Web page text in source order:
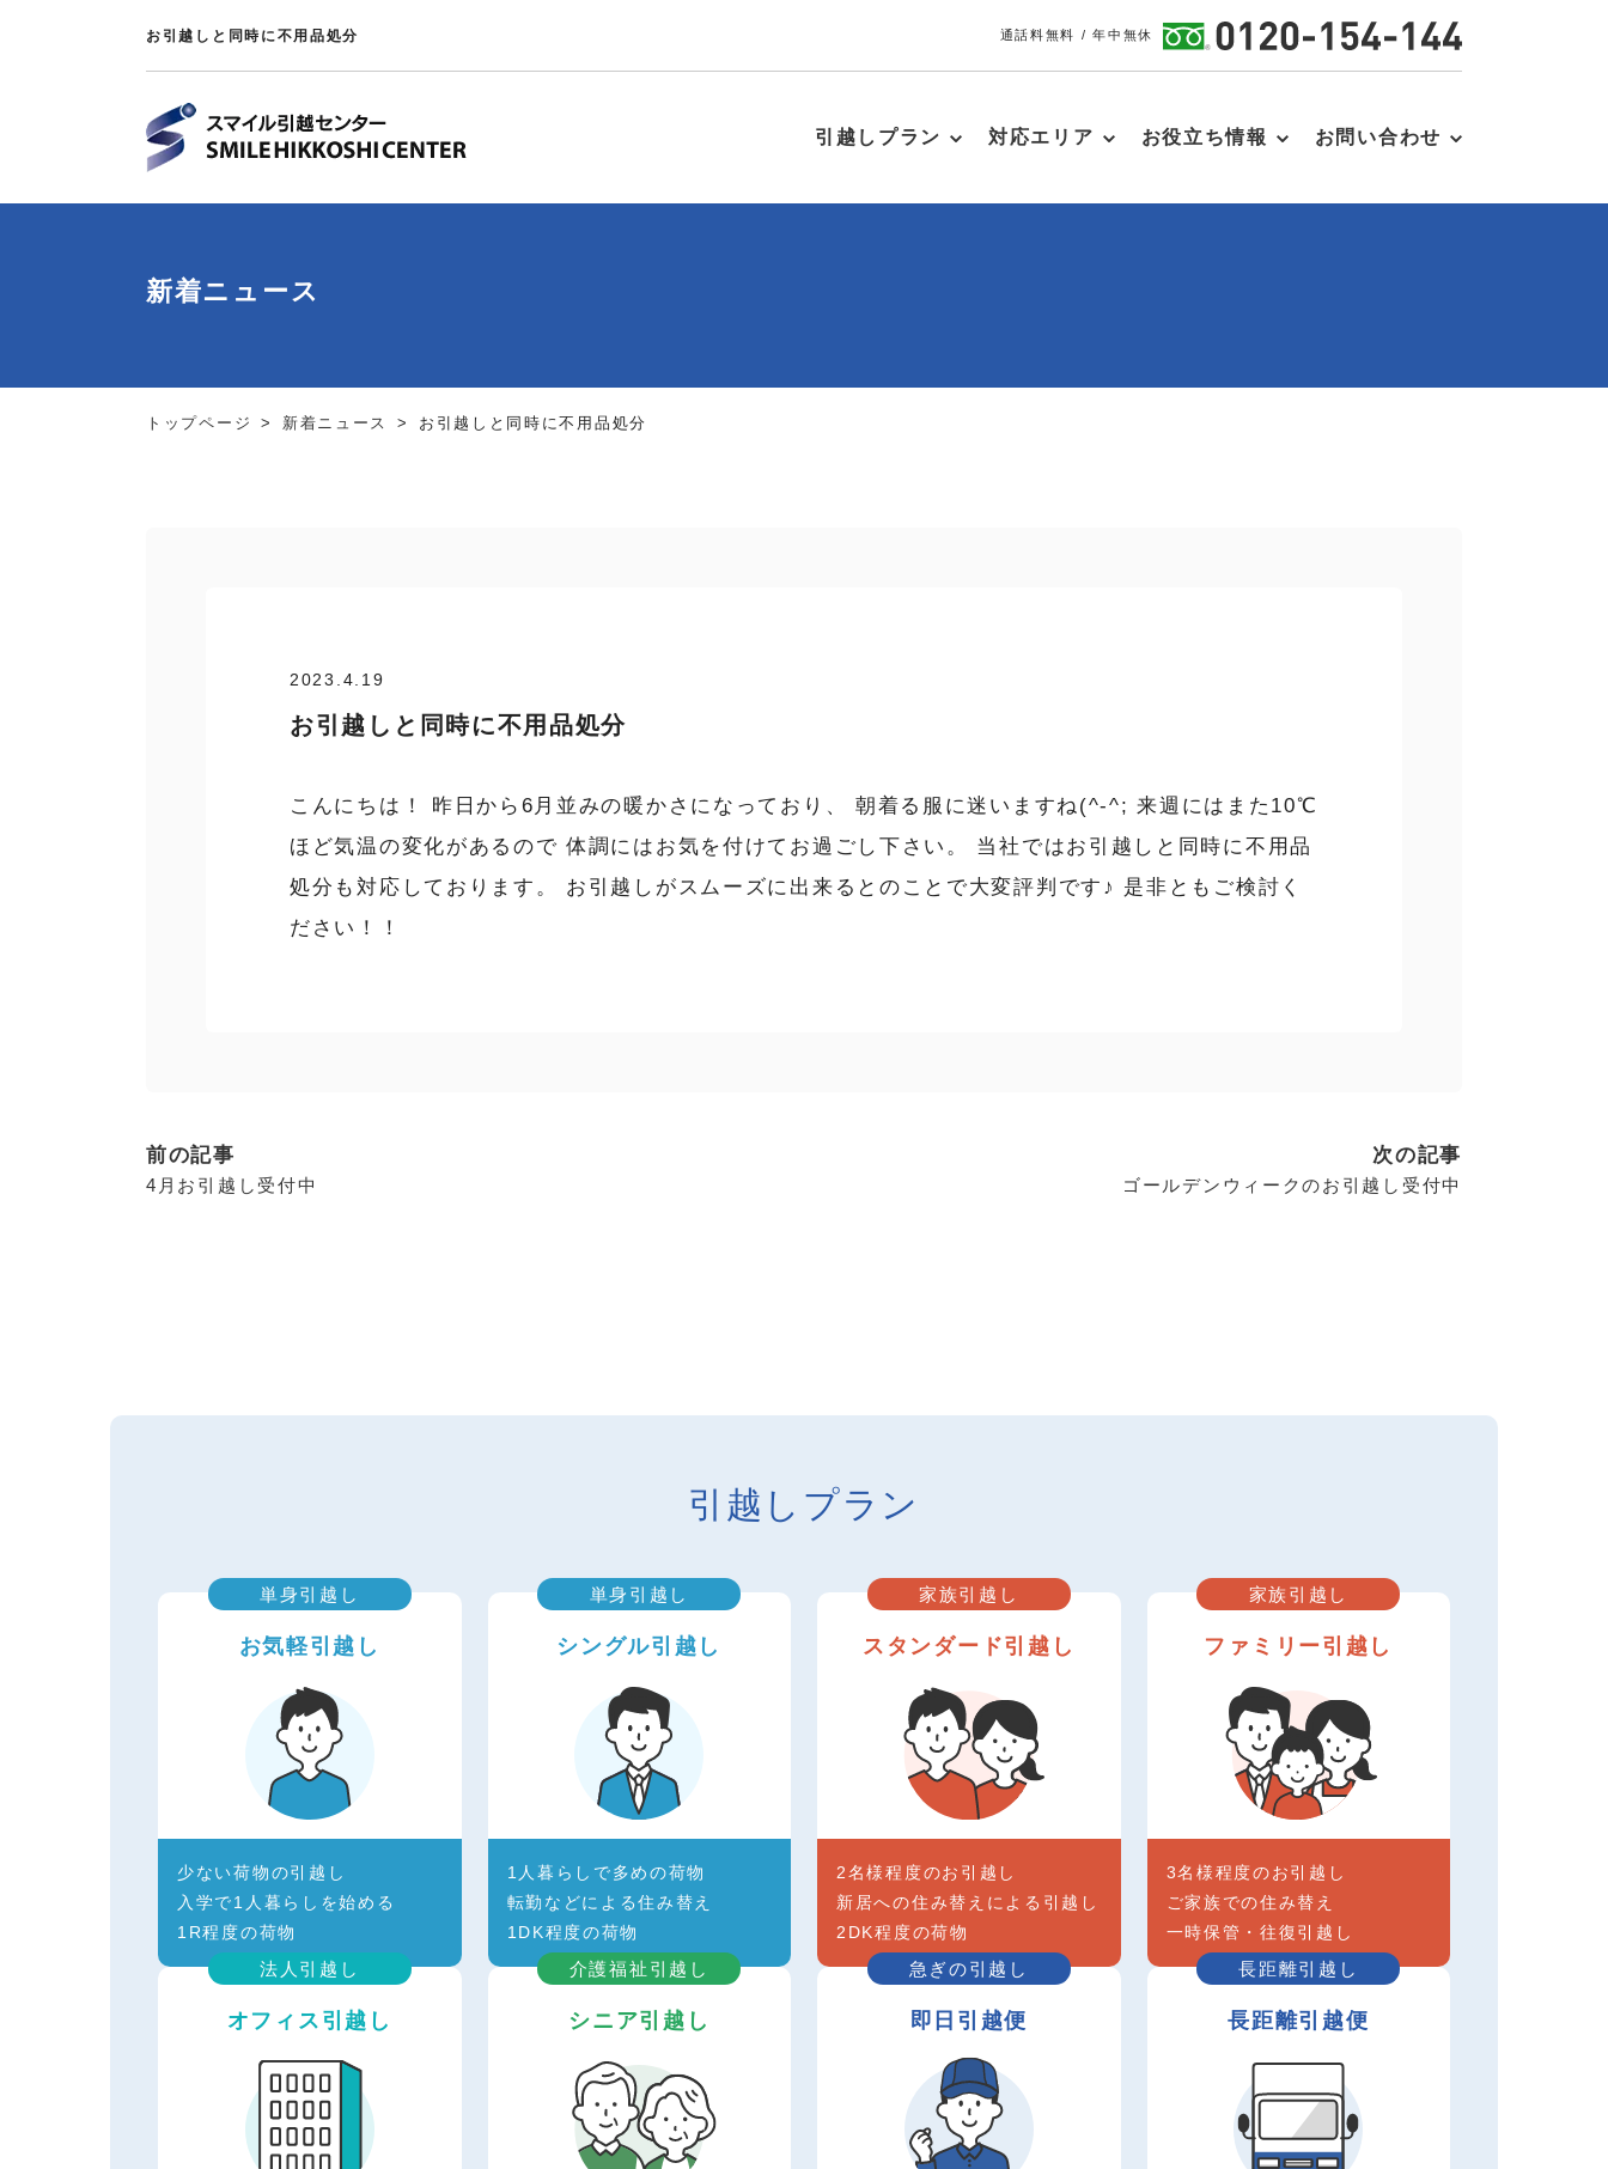
お引越しと同時に不用品処分 通話料無料 / 年中無休
引越しプラン 対応エリア お役立ち情報 お問い合わせ
新着ニュース
トップページ 新着ニュース お引越しと同時に不用品処分
2023.4.19
お引越しと同時に不用品処分
こんにちは！ 昨日から6月並みの暖かさになっており、 朝着る服に迷いますね(^-^; 来週にはまた10℃
ほど気温の変化があるので 体調にはお気を付けてお過ごし下さい。 当社ではお引越しと同時に不用品
処分も対応しております。 お引越しがスムーズに出来るとのことで大変評判です♪ 是非ともご検討く
ださい！！
前の記事
4月お引越し受付中
次の記事
ゴールデンウィークのお引越し受付中
引越しプラン
単身引越し
お気軽引越し
少ない荷物の引越し
入学で1人暮らしを始める
1R程度の荷物
単身引越し
シングル引越し
1人暮らしで多めの荷物
転勤などによる住み替え
1DK程度の荷物
家族引越し
スタンダード引越し
2名様程度のお引越し
新居への住み替えによる引越し
2DK程度の荷物
家族引越し
ファミリー引越し
3名様程度のお引越し
ご家族での住み替え
一時保管・往復引越し
法人引越し
オフィス引越し
介護福祉引越し
シニア引越し
急ぎの引越し
即日引越便
長距離引越し
長距離引越便